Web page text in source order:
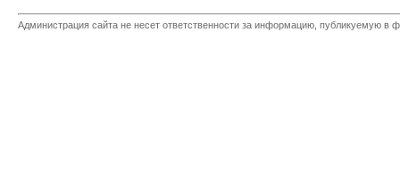
Администрация сайта не несет ответственности за информацию, публикуемую